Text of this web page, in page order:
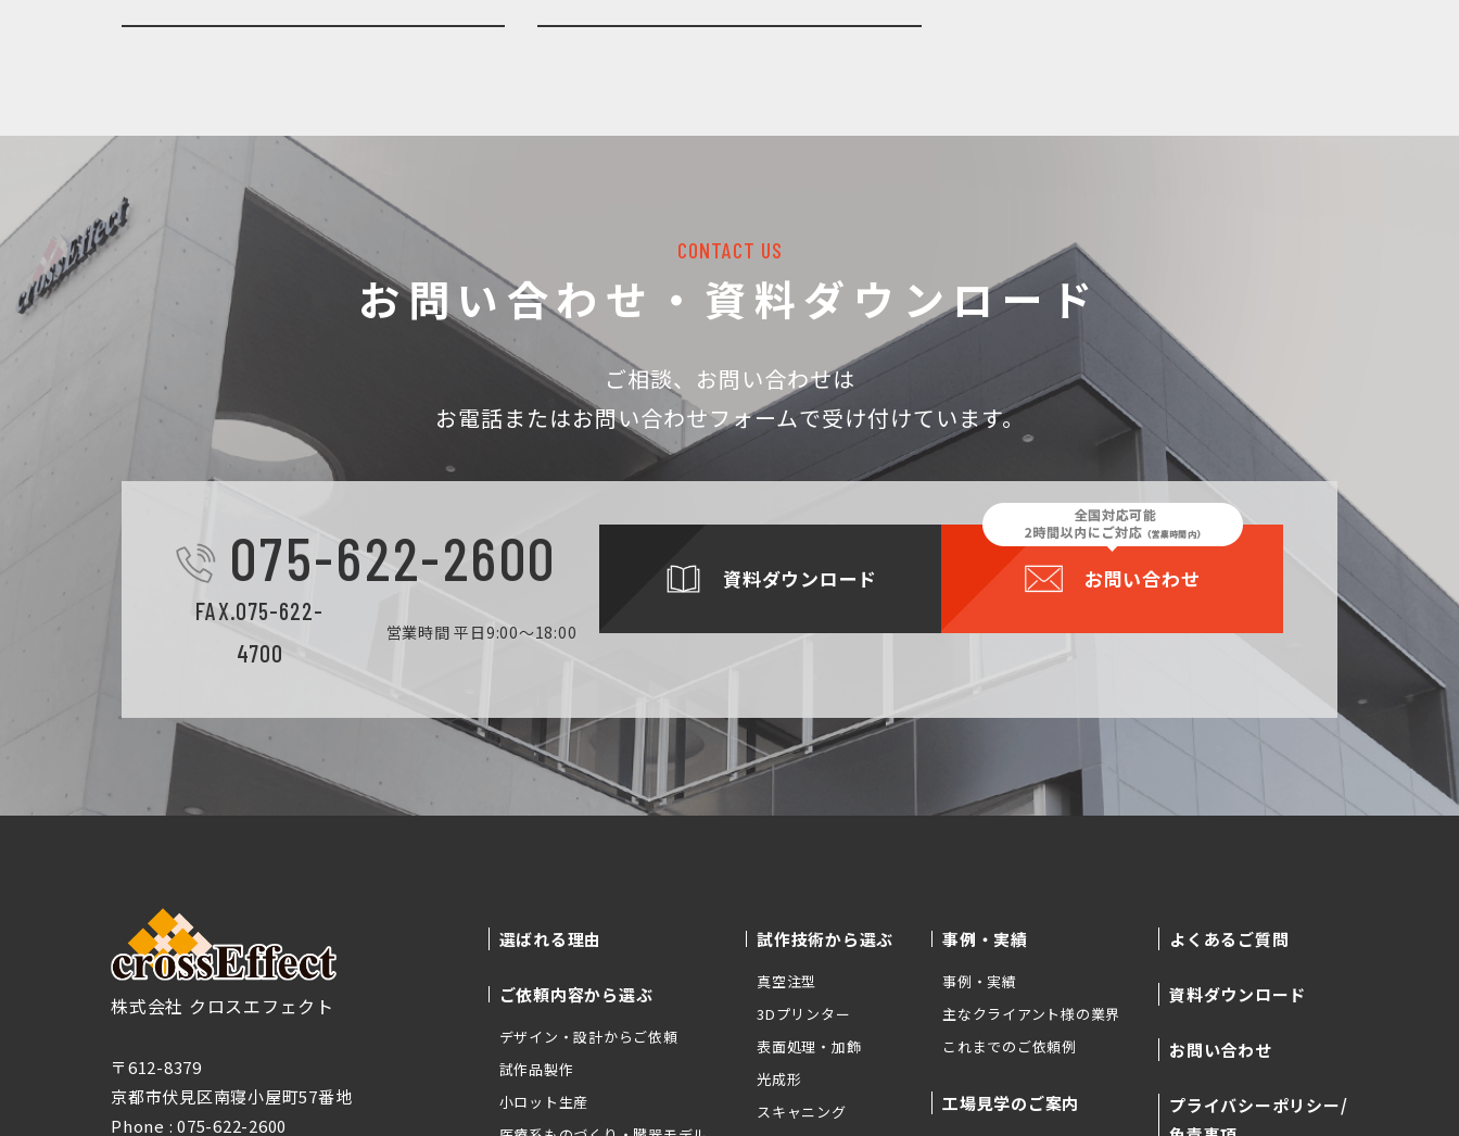
CONTACT US
お問い合わせ・資料ダウンロード
ご相談、お問い合わせは
お電話またはお問い合わせフォームで受け付けています。
075-622-2600
FAX.075-622-
4700
営業時間 平日9:00～18:00
資料ダウンロード お問い合わせ
株式会社 クロスエフェクト
〒612-8379
京都市伏見区南寝小屋町57番地
Phone : 075-622-2600
選ばれる理由
ご依頼内容から選ぶ
デザイン・設計からご依頼
試作品製作
小ロット生産
試作技術から選ぶ
真空注型
3Dプリンター
表面処理・加飾
光成形
スキャニング
事例・実績
事例・実績
主なクライアント様の業界
これまでのご依頼例
工場見学のご案内
よくあるご質問
資料ダウンロード
お問い合わせ
プライバシーポリシー/